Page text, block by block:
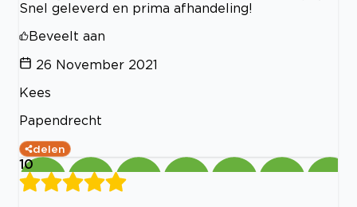
Snel geleverd en prima afhandeling!
Beveelt aan
26 November 2021
Kees
Papendrecht
delen
10